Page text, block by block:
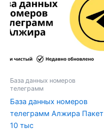
База данных номеров
телеграмм
База данных номеров
телеграмм Алжира Пакет
10 тыс